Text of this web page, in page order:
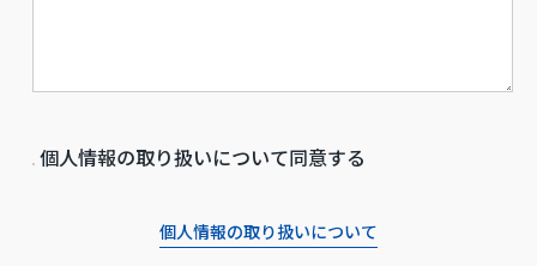
個人情報の取り扱いについて同意する
個人情報の取り扱いについて